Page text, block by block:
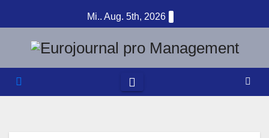
Inhalt
springen
Mi.. Aug. 5th, 2026